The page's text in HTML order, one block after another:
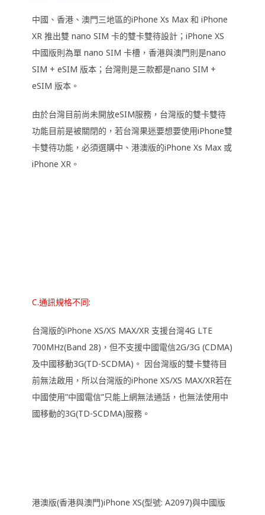
中國、香港、澳門三地區的iPhone Xs Max 和 iPhone
XR 推出雙 nano SIM 卡的雙卡雙待設計；iPhone XS
中國版則為單 nano SIM 卡槽，香港與澳門則是nano
SIM + eSIM 版本；台灣則是三款都是nano SIM +
eSIM 版本。
由於台灣目前尚未開放eSIM服務，台灣版的雙卡雙待
功能目前是被關閉的，若台灣果迷要想要使用iPhone雙
卡雙待功能，必須選購中、港澳版的iPhone Xs Max 或
iPhone XR。
C.通訊規格不同:
台灣版的iPhone XS/XS MAX/XR 支援台灣4G LTE
700MHz(Band 28)，但不支援中國電信2G/3G (CDMA)
及中國移動3G(TD-SCDMA)。 因台灣版的雙卡雙待目
前無法啟用，所以台灣版的iPhone XS/XS MAX/XR若在
中國使用”中國電信”只能上網無法通話，也無法使用中
國移動的3G(TD-SCDMA)服務。
港澳版(香港與澳門)iPhone XS(型號: A2097)與中國版